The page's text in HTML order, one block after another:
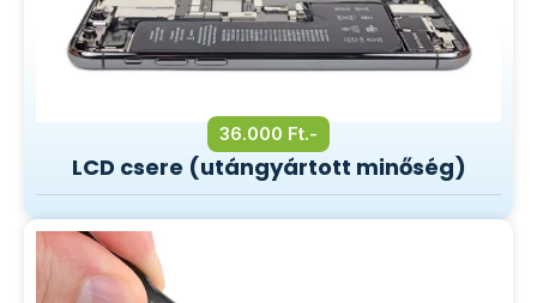
36.000 Ft.-
LCD csere (utángyártott minőség)